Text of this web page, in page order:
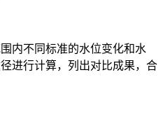
内不同标准的水位变化和水
进行计算，列出对比成果，合